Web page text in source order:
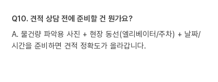
Q10. 견적 상담 전에 준비할 건 뭔가요?
A. 물건량 파악용 사진 + 현장 동선(엘리베이터/주차) + 날짜/
시간을 준비하면 견적 정확도가 올라갑니다.